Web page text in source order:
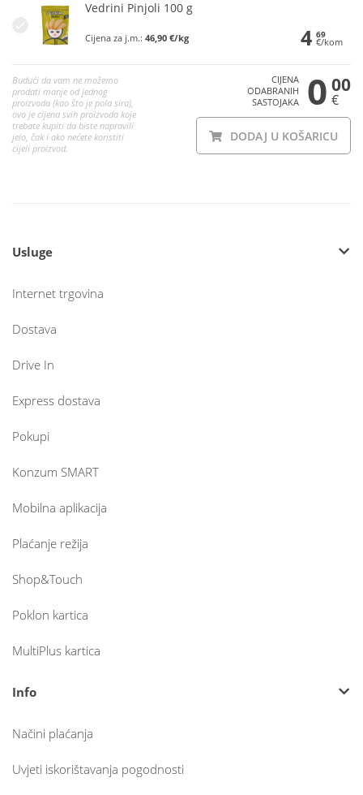
Vedrini Pinjoli 100 g
Cijena za j.m.: 46,90 €/kg 4 69
€/kom
Budući da vam ne možemo
prodati manje od jednog
proizvoda (kao što je pola sira),
ovo je cijena svih proizvoda koje
trebate kupiti da biste napravili
jelo, čak i ako nećete koristiti
cijeli proizvod.
CIJENA
ODABRANIH
SASTOJAKA
0 00
€
DODAJ U KOŠARICU
Usluge
Internet trgovina
Dostava
Drive In
Express dostava
Pokupi
Konzum SMART
Mobilna aplikacija
Plaćanje režija
Shop&Touch
Poklon kartica
MultiPlus kartica
Info
Načini plaćanja
Uvjeti iskorištavanja pogodnosti